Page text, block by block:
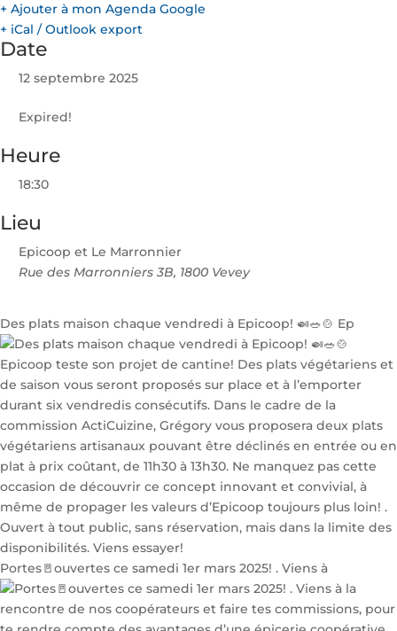
+ Ajouter à mon Agenda Google
+ iCal / Outlook export
Date
12 septembre 2025
Expired!
Heure
18:30
Lieu
Epicoop et Le Marronnier
Rue des Marronniers 3B, 1800 Vevey
Des plats maison chaque vendredi à Epicoop! 🍛🥗🍲 Ep
Portes🚪ouvertes ce samedi 1er mars 2025! . Viens à